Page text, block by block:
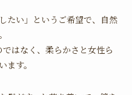
たい」というご希望で、自然
はなく、柔らかさと女性ら
ます。